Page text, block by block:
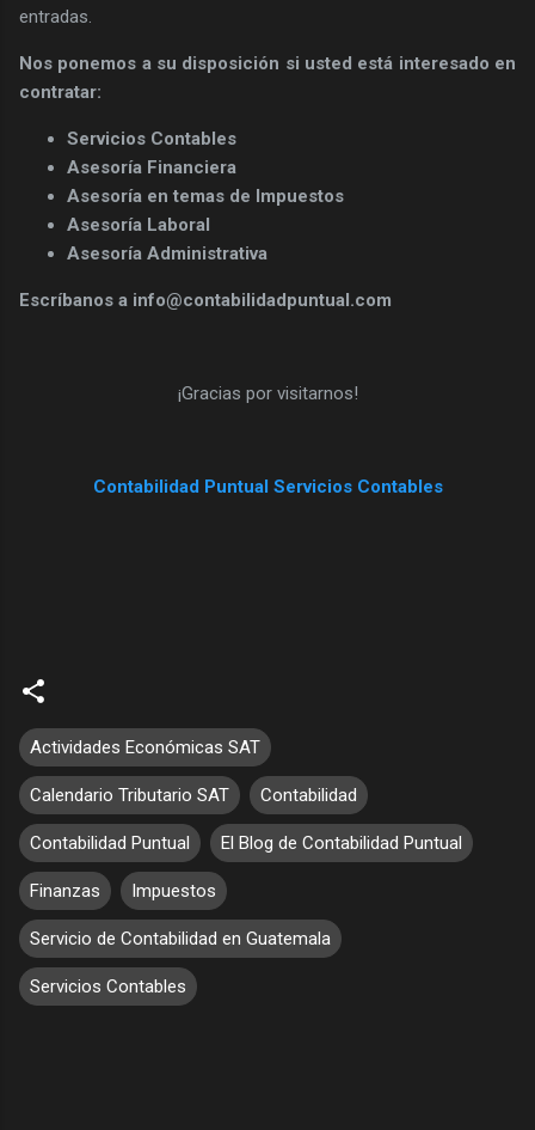
entradas.
Nos ponemos a su disposición si usted está interesado en
contratar:
Servicios Contables
Asesoría Financiera
Asesoría en temas de Impuestos
Asesoría Laboral
Asesoría Administrativa
Escríbanos a info@contabilidadpuntual.com
¡Gracias por visitarnos!
Contabilidad Puntual Servicios Contables
Actividades Económicas SAT
Calendario Tributario SAT Contabilidad
Contabilidad Puntual El Blog de Contabilidad Puntual
Finanzas Impuestos
Servicio de Contabilidad en Guatemala
Servicios Contables